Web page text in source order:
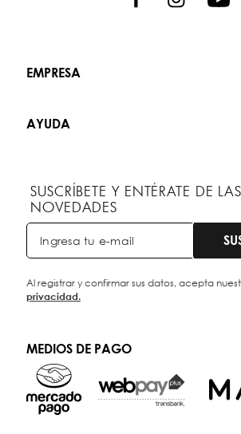
EMPRESA
AYUDA
SUSCRÍBETE Y ENTÉRATE DE
NOVEDADES
Al registrar y confirmar sus datos, acepta
privacidad.
MEDIOS DE PAGO